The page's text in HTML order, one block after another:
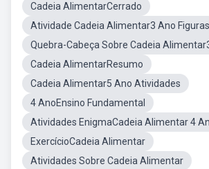
Cadeia AlimentarCerrado
Atividade Cadeia Alimentar3 Ano Figuras
Quebra-Cabeça Sobre Cadeia
Cadeia AlimentarResumo
Cadeia Alimentar5 Ano Atividades
4 AnoEnsino Fundamental
Atividades EnigmaCadeia Alimentar 4
ExercícioCadeia Alimentar
Atividades Sobre Cadeia Alimentar